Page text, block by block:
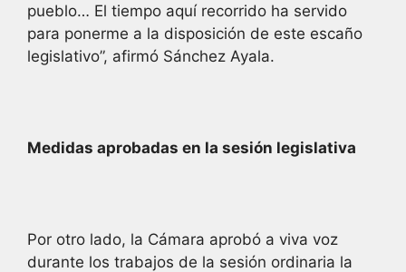
pueblo… El tiempo aquí recorrido ha servido
para ponerme a la disposición de este escaño
legislativo”, afirmó Sánchez Ayala.
Medidas aprobadas en la sesión legislativa
Por otro lado, la Cámara aprobó a viva voz
durante los trabajos de la sesión ordinaria la